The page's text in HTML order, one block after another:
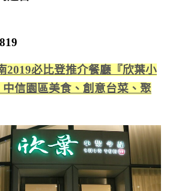
2019必比登推介餐廳『欣葉小
信園區美食、創意台菜、聚